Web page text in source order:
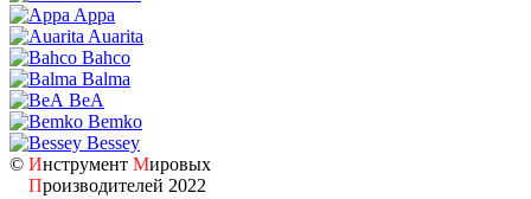
Appa
Auarita
Bahco
Balma
BeA
Bemko
Bessey
© Инструмент Мировых
Производителей 2022